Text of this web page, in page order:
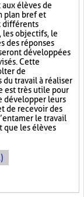
élèves de
plan bref et
différents
les objectifs, le
des réponses
développées
Cette
de
du travail à réaliser
est très utile pour
développer leurs
de recevoir des
le travail
que les élèves